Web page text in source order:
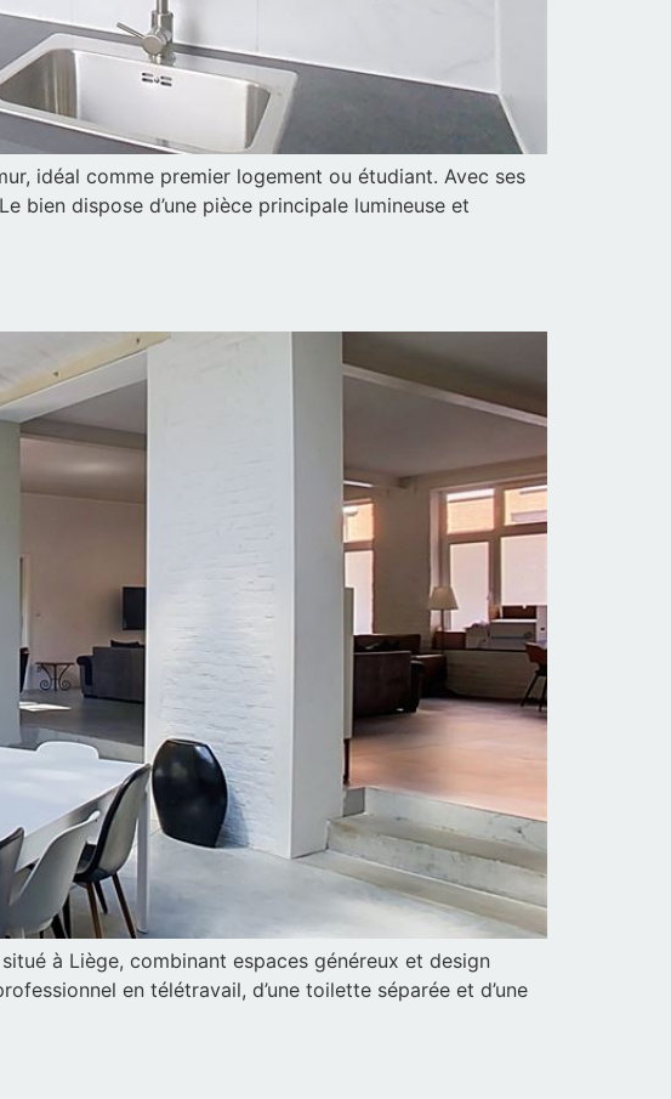
idéal comme premier logement ou étudiant. Avec ses
dispose d’une pièce principale lumineuse et
à Liège, combinant espaces généreux et design
en télétravail, d’une toilette séparée et d’une